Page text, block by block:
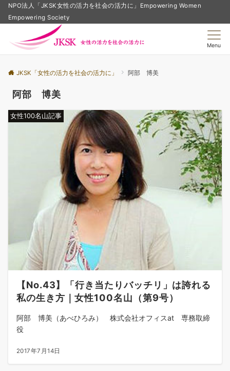
NPO法人「JKSK女性の活力を社会の活力に」Empowering Women
Empowering Society
Menu
JKSK「女性の活力を社会の活力に」 阿部 博美
阿部 博美
女性100名山記事
【No.43】「行き当たりバッチリ」は誇れる
私の生き方｜女性100名山（第9号）
阿部 博美（あべひろみ） 株式会社オフィスat 専務取締
役
2017年7月14日